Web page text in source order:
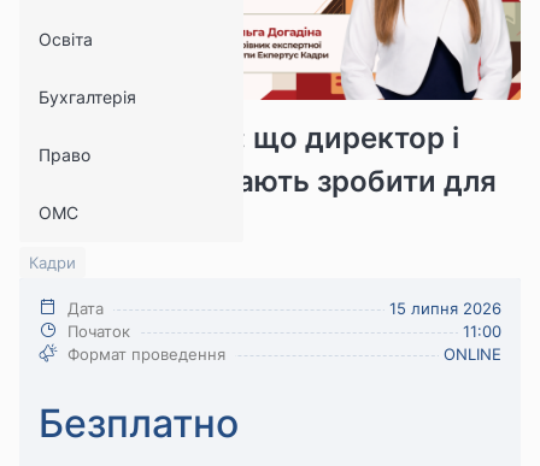
Освіта
Бухгалтерія
Право
ОМС
Робота у спеку: що директор і
відділ кадрів мають зробити для
працівників
3900 494
Кадри
Дата
15 липня 2026
Початок
11:00
Формат проведення
ONLINE
Безплатно